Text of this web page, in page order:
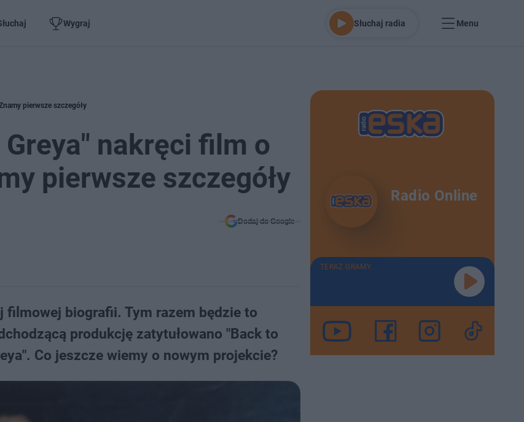
Wygraj Słuchaj radia Menu
pierwsze szczegóły
nakręci film o
pierwsze szczegóły
Dodaj do Google
filmowej biografii. Tym razem będzie to
produkcję zatytułowano "Back to
Co jeszcze wiemy o nowym projekcie?
Radio Online
TERAZ GRAMY